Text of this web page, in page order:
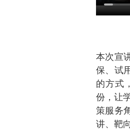
本次宣
保、试
的方式
份，让
策服务
讲、靶